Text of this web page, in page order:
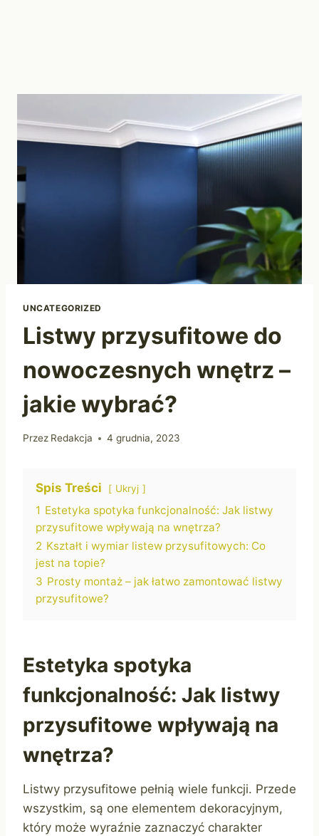
UNCATEGORIZED
Listwy przysufitowe do
nowoczesnych wnętrz –
jakie wybrać?
Przez Redakcja 4 grudnia, 2023
Spis Treści Ukryj
1 Estetyka spotyka funkcjonalność: Jak listwy
przysufitowe wpływają na wnętrza?
2 Kształt i wymiar listew przysufitowych: Co
jest na topie?
3 Prosty montaż – jak łatwo zamontować listwy
przysufitowe?
Estetyka spotyka
funkcjonalność: Jak listwy
przysufitowe wpływają na
wnętrza?
Listwy przysufitowe pełnią wiele funkcji. Przede
wszystkim, są one elementem dekoracyjnym,
który może wyraźnie zaznaczyć charakter